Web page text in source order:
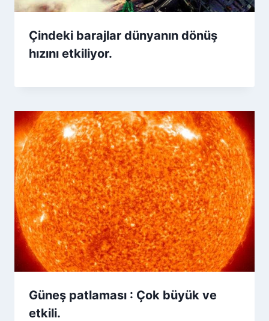
Çindeki barajlar dünyanın dönüş
hızını etkiliyor.
Güneş patlaması : Çok büyük ve
etkili.